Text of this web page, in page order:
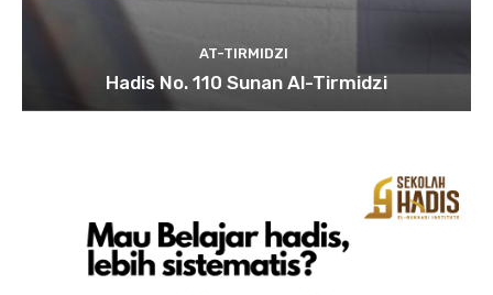
AT-TIRMIDZI
Hadis No. 110 Sunan Al-Tirmidzi